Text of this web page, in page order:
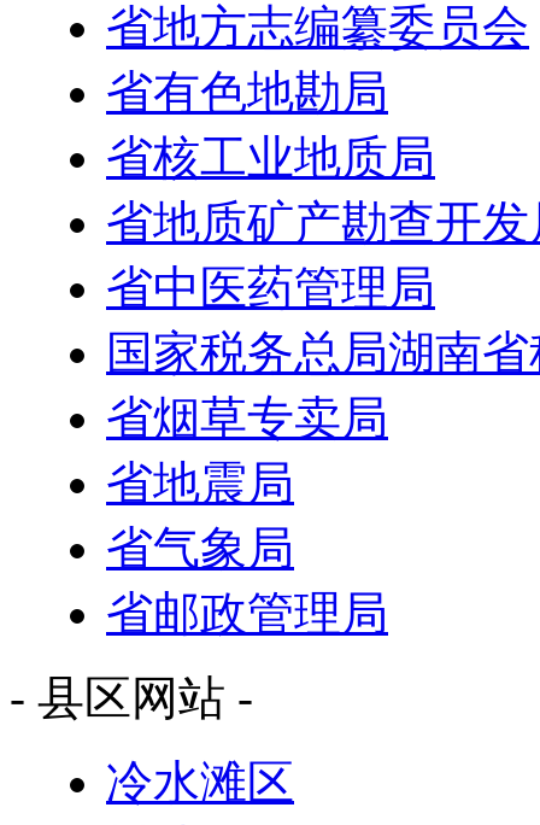
省地方志编纂委员会
省有色地勘局
省核工业地质局
省地质矿产勘查开发
省中医药管理局
国家税务总局湖南
省烟草专卖局
省地震局
省气象局
省邮政管理局
- 县区网站 -
冷水滩区